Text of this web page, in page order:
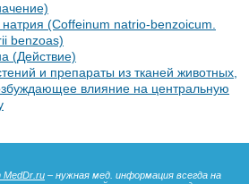
(Coffeinum natrio-benzoicum.
benzoas)
(Действие)
и препараты из тканей животных,
влияние на центральную
MedDr.ru – нужная мед. информация всегда на